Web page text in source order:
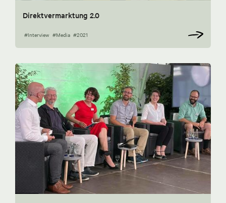
Direktvermarktung 2.0
#Interview #Media #2021